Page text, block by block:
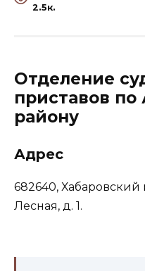
2.5к.
Отделение
приставов
району
Адрес
682640, Хабаровский
Лесная, д. 1.